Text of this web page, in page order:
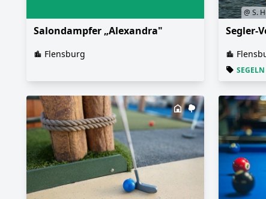
Salondampfer „Alexandra"
Flensburg
@ S.
Segler-
SEGELN